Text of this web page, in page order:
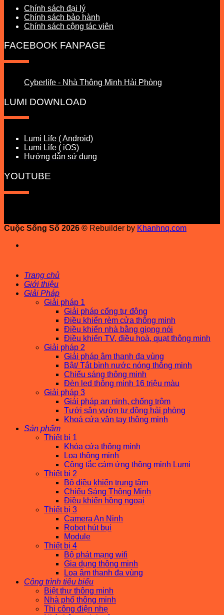
Chính sách đại lý
Chính sách bảo hành
Chính sách cộng tác viên
FACEBOOK FANPAGE
Cyberlife - Nhà Thông Minh Hải Phòng
LUMI DOWNLOAD
Lumi Life ( Android)
Lumi Life ( iOS)
Hướng dẫn sử dụng
YOUTUBE
Cuộc Sống Số 2026 © Rebuilder by Khanhnq.com
Trang chủ
Giới thiệu
Giải Pháp
Giải pháp 1
Giải pháp cổng tự động
Điều khiển rèm cửa thông minh
Điều khiển nhà bằng giọng nói
Điều khiển TV, điều hoà, quạt thông minh
Giải pháp 2
Giải pháp âm thanh đa vùng
Bật/ Tắt bình nước nóng thông minh
Chiếu sáng thông minh
Đèn led thông minh 16 triệu màu
Giải pháp 3
Giải pháp an ninh, chống trộm
Tưới sân vườn tự động hải phòng
Khoá cửa vân tay thông minh
Sản phẩm
Thiết bị 1
Khóa cửa thông minh
Loa thông minh
Công tắc cảm ứng thông minh Lumi
Thiết bị 2
Bộ điều khiển trung tâm
Chiếu Sáng Thông Minh
Điều khiển hồng ngoại
Thiết bị 3
Camera An Ninh
Robot hút bụi
Module
Thiết bị 4
Bộ phát mạng wifi
Gia dụng thông minh
Loa âm thanh đa vùng
Công trình tiêu biểu
Biệt thự thông minh
Nhà phố thông minh
Thi công điện nhẹ